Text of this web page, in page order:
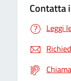
Contatta
Leggi